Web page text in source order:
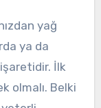
yağ
ya da
İlk
olmalı. Belki